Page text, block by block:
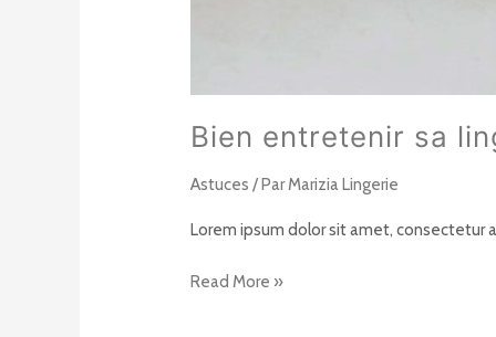
Bien entretenir sa
Astuces / ParMarizia Lingerie
Lorem ipsum dolor sit amet, consectetur
Read More »